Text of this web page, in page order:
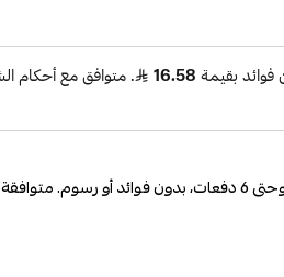
قسم دفعاتك بطريقة ميسرة إلى 4 وحتى 6 دفعات، بدون فوائد أو رسوم. متوافقة